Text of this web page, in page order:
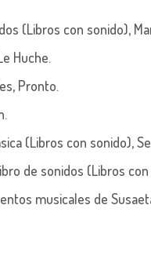
(Libros con sonido),
Huche.
Pronto.
.
(Libros con sonido),
de sonidos (Libros
musicales de